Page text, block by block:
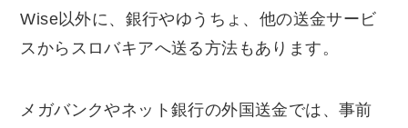
Wise以外に、銀行やゆうちょ、他の送金サービ
スからスロバキアへ送る方法もあります。
メガバンクやネット銀行の外国送金では、事前